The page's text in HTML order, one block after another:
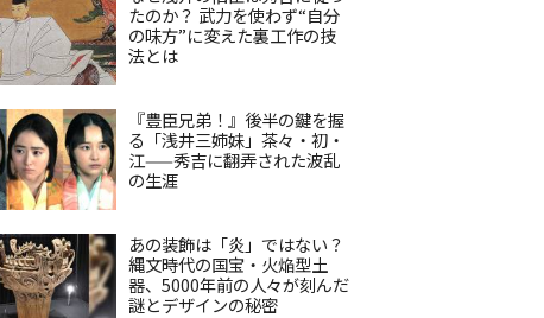
たのか？ 武力を使わず“自分
の味方”に変えた裏工作の技
法とは
『豊臣兄弟！』後半の鍵を握
る「浅井三姉妹」茶々・初・
江——秀吉に翻弄された波乱
の生涯
あの装飾は「炎」ではない？
縄文時代の国宝・火焔型土
器、5000年前の人々が刻んだ
謎とデザインの秘密